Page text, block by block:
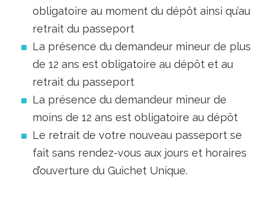
obligatoire au moment du dépôt ainsi qu’au
retrait du passeport
La présence du demandeur mineur de plus
de 12 ans est obligatoire au dépôt et au
retrait du passeport
La présence du demandeur mineur de
moins de 12 ans est obligatoire au dépôt
Le retrait de votre nouveau passeport se
fait sans rendez-vous aux jours et horaires
d’ouverture du Guichet Unique.